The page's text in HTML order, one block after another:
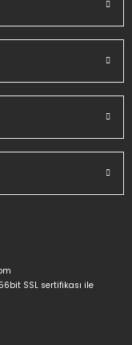
SSL sertifikası ile